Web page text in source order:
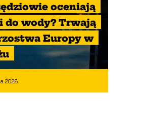
oceniają
do wody? Trwają
Europy w
2026